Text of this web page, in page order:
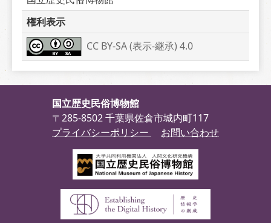
権利表示
CC BY-SA (表示-継承) 4.0
国立歴史民俗博物館
〒285-8502 千葉県佐倉市城内町117
プライバシーポリシー
お問い合わせ